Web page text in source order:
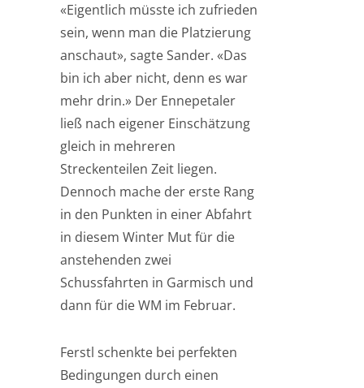
«Eigentlich müsste ich zufrieden
sein, wenn man die Platzierung
anschaut», sagte Sander. «Das
bin ich aber nicht, denn es war
mehr drin.» Der Ennepetaler
ließ nach eigener Einschätzung
gleich in mehreren
Streckenteilen Zeit liegen.
Dennoch mache der erste Rang
in den Punkten in einer Abfahrt
in diesem Winter Mut für die
anstehenden zwei
Schussfahrten in Garmisch und
dann für die WM im Februar.
Ferstl schenkte bei perfekten
Bedingungen durch einen